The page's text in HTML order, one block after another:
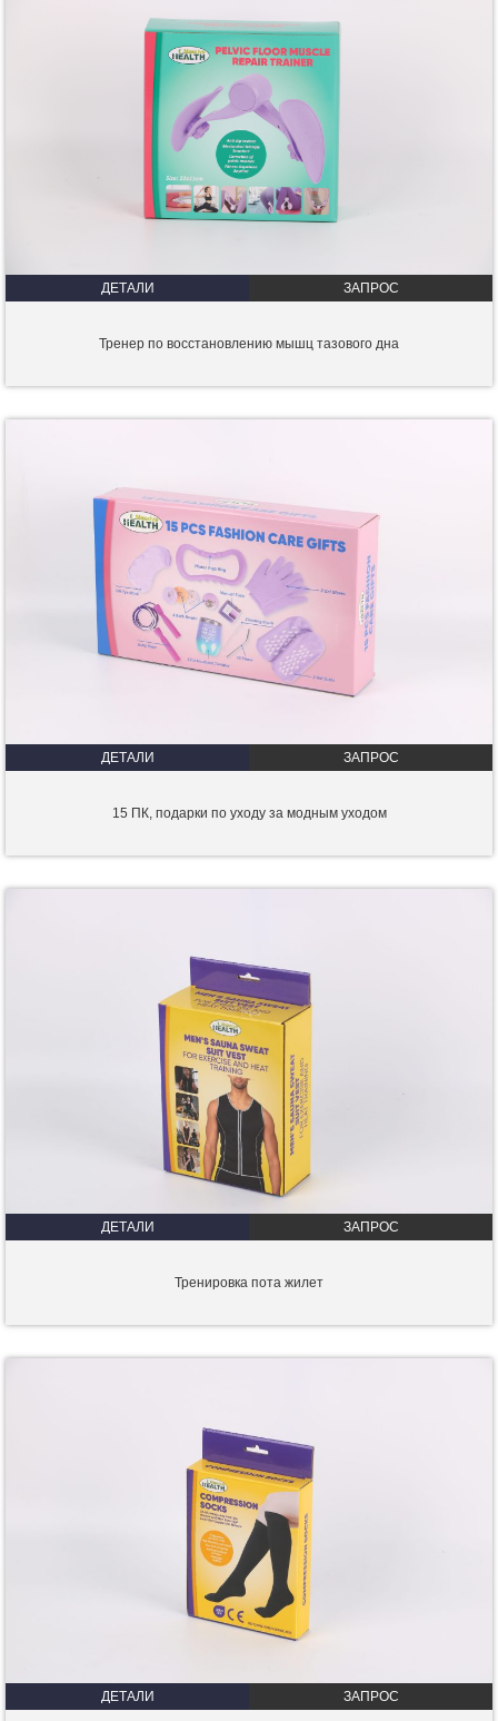
ДЕТАЛИ ЗАПРОС
Тренер по восстановлению мышц тазового дна
ДЕТАЛИ ЗАПРОС
15 ПК, подарки по уходу за модным уходом
ДЕТАЛИ ЗАПРОС
Тренировка пота жилет
ДЕТАЛИ ЗАПРОС